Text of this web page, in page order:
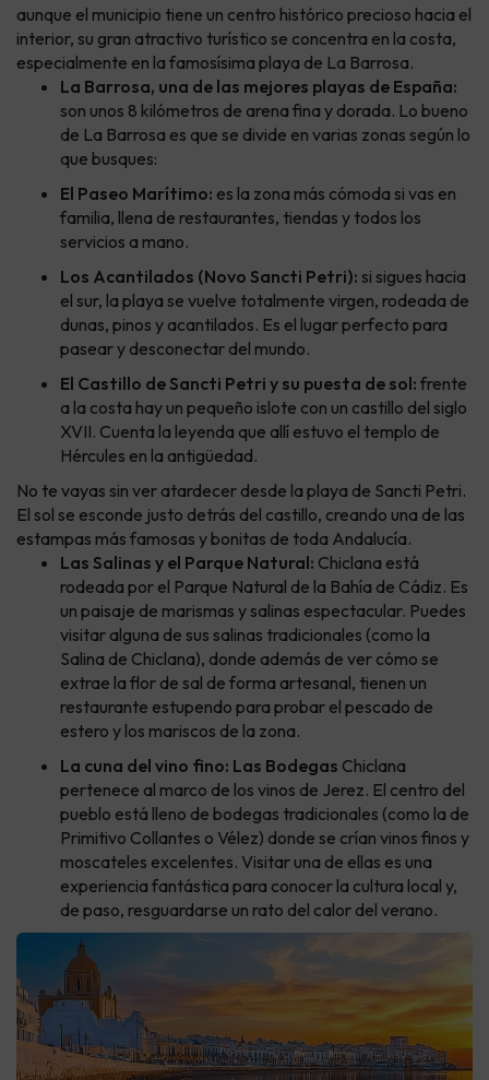
aunque el municipio tiene un centro histórico precioso hacia el
interior, su gran atractivo turístico se concentra en la costa,
especialmente en la famosísima playa de La Barrosa.
La Barrosa, una de las mejores playas de España:
son unos 8 kilómetros de arena fina y dorada. Lo bueno
de La Barrosa es que se divide en varias zonas según lo
que busques:
El Paseo Marítimo: es la zona más cómoda si vas en
familia, llena de restaurantes, tiendas y todos los
servicios a mano.
Los Acantilados (Novo Sancti Petri): si sigues hacia
el sur, la playa se vuelve totalmente virgen, rodeada de
dunas, pinos y acantilados. Es el lugar perfecto para
pasear y desconectar del mundo.
El Castillo de Sancti Petri y su puesta de sol: frente
a la costa hay un pequeño islote con un castillo del siglo
XVII. Cuenta la leyenda que allí estuvo el templo de
Hércules en la antigüedad.
No te vayas sin ver atardecer desde la playa de Sancti Petri.
El sol se esconde justo detrás del castillo, creando una de las
estampas más famosas y bonitas de toda Andalucía.
Las Salinas y el Parque Natural: Chiclana está
rodeada por el Parque Natural de la Bahía de Cádiz. Es
un paisaje de marismas y salinas espectacular. Puedes
visitar alguna de sus salinas tradicionales (como la
Salina de Chiclana), donde además de ver cómo se
extrae la flor de sal de forma artesanal, tienen un
restaurante estupendo para probar el pescado de
estero y los mariscos de la zona.
La cuna del vino fino: Las Bodegas Chiclana
pertenece al marco de los vinos de Jerez. El centro del
pueblo está lleno de bodegas tradicionales (como la de
Primitivo Collantes o Vélez) donde se crían vinos finos y
moscateles excelentes. Visitar una de ellas es una
experiencia fantástica para conocer la cultura local y,
de paso, resguardarse un rato del calor del verano.